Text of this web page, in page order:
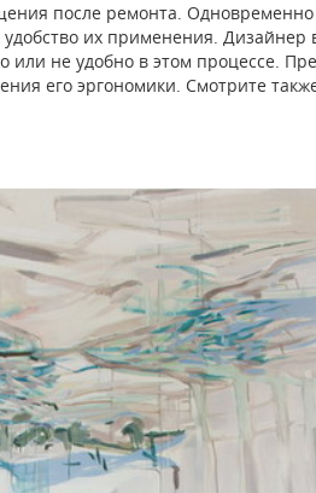
после ремонта.
их применения. Дизайнер
или не удобно в этом процессе.
его эргономики. Смотрите